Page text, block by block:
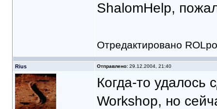
ShalomHelp,
Отредактировано
Rius Отправлено:29.12.2004, 21:40
Когда-то удалось
Workshop, но